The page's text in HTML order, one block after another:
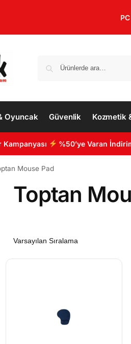
Oyuncak Güvenlik Kozmetik
Kampanyası %50’ye Varan
Mouse Pad
Toptan